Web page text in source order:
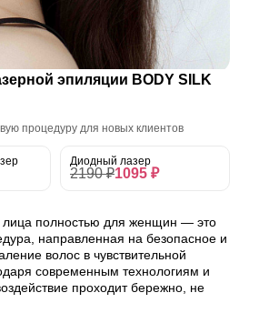
эпиляции BODY SILK
процедуру для новых клиентов
Диодный лазер
2190 ₽1095 ₽
лица полностью для женщин — это
направленная на безопасное и
волос в чувствительной
современным технологиям и
проходит бережно, не